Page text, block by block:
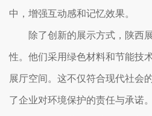
中，增强互动感和记忆效果。
除了创新的展示方式，陕西
性。他们采用绿色材料和节能技
展厅空间。这不仅符合现代社会
了企业对环境保护的责任与承诺。